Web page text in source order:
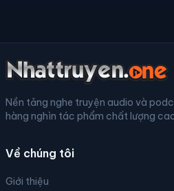
Nền tảng nghe truyện audio và
hàng nghìn tác phẩm chất lượng
Về chúng tôi
Giới thiệu